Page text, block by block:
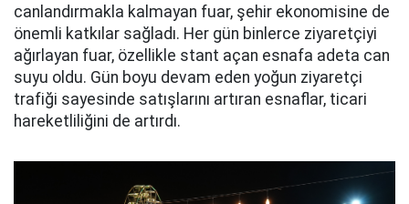
canlandırmakla kalmayan fuar, şehir ekonomisine de
önemli katkılar sağladı. Her gün binlerce ziyaretçiyi
ağırlayan fuar, özellikle stant açan esnafa adeta can
suyu oldu. Gün boyu devam eden yoğun ziyaretçi
trafiği sayesinde satışlarını artıran esnaflar, ticari
hareketliliğini de artırdı.